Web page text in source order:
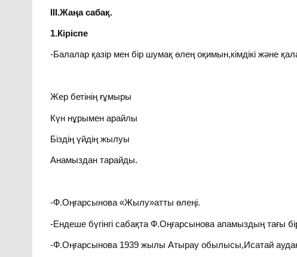
ІІІ.Жаңа сабақ.
1.Кіріспе
-Балалар қазір мен бір шумақ өлең оқимын,кімдікі және
Жер бетінің ғұмыры
Күн нұрымен арайлы
Біздің үйдің жылуы
Анамыздан тарайды.
-Ф.Оңғарсынова «Жылу»атты өлеңі.
-Ендеше бүгінгі сабақта Ф.Оңғарсынова апамыздың тағы
-Ф.Оңғарсынова 1939 жылы Атырау обылысы,Исатай